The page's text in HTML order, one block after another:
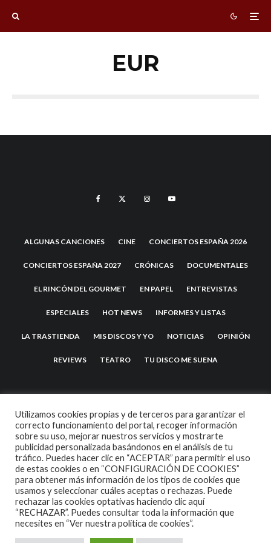
EUR
ALGUNAS CANCIONES CINE CONCIERTOS ESPAÑA 2026
CONCIERTOS ESPAÑA 2027 CRÓNICAS DOCUMENTALES
EL RINCÓN DEL GOURMET EN PAPEL ENTREVISTAS
ESPECIALES HOT NEWS INFORMES Y LISTAS
LA TRASTIENDA MIS DISCOS Y YO NOTICIAS OPINIÓN
REVIEWS TEATRO TU DISCO ME SUENA
2007 COPYRIGHT -CODETIPITHEME
Utilizamos cookies propias y de terceros para garantizar el
correcto funcionamiento del portal, recoger información
sobre su uso, mejorar nuestros servicios y mostrarte
publicidad personalizada basándonos en el análisis de tu
tráfico. Puedes hacer clic en “ACEPTAR” para permitir el uso
de estas cookies o en “CONFIGURACIÓN DE COOKIES”
para obtener más información de los tipos de cookies que
usamos y seleccionar cuáles aceptas o rechazas. Puede
rechazar las cookies optativas haciendo clic aquí
“RECHAZAR”. Puedes consultar toda la información que
necesites en “Ver nuestra política de cookies”.